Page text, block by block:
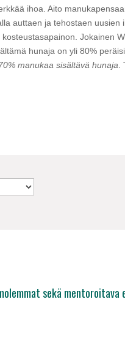
ihoa. Aito
auttaen ja tehostaen uusien
Jokainen
hunaja on yli 80%
manukaa sisältävä hunaja
sekä